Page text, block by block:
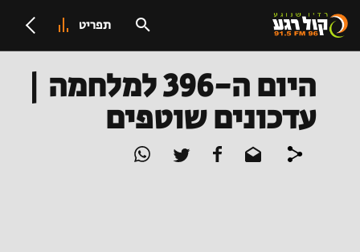
תפריט
היום ה-396 למלחמה |
עדכונים שוטפים